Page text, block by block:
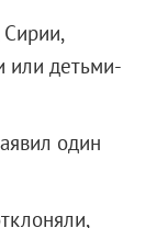
или детьми-
один